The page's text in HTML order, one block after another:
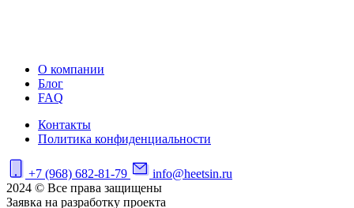
О компании
Блог
FAQ
Контакты
Политика конфиденциальности
+7 (968) 682-81-79
info@heetsin.ru
2024 © Все права защищены
Заявка на разработку проекта